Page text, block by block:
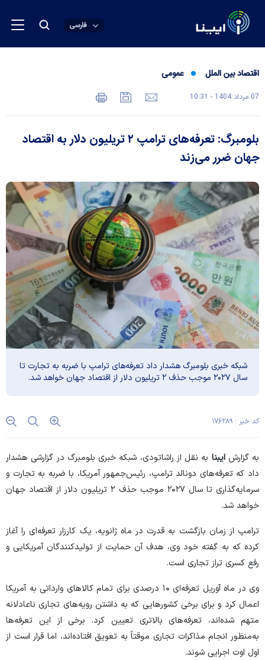
فارسی
اقتصاد بین الملل عمومی
07 مرداد 1404 - 10:31
بلومبرگ: تعرفه‌های ترامپ ۲ تریلیون دلار به اقتصاد
جهان ضرر می‌زند
شبکه خبری بلومبرگ هشدار داد تعرفه‌های ترامپ با ضربه به تجارت تا
سال ۲۰۲۷ موجب حذف ۲ تریلیون دلار از اقتصاد جهان خواهد شد.
کد خبر : ۱۷۶۲۸۹
به گزارشایبنا به نقل از راشاتودی، شبکه خبری بلومبرگ در گزارشی هشدار
داد که تعرفه‌های دونالد ترامپ، رئیس‌جمهور آمریکا، با ضربه به تجارت و
سرمایه‌گذاری تا سال ۲۰۲۷ موجب حذف ۲ تریلیون دلار از اقتصاد جهان
خواهد شد.
ترامپ از زمان بازگشت به قدرت در ماه ژانویه، یک کارزار تعرفه‌ای را آغاز
کرده که به گفته خود وی، هدف آن حمایت از تولیدکنندگان آمریکایی و
رفع کسری تراز تجاری است.
وی در ماه آوریل تعرفه‌ای ۱۰ درصدی برای تمام کالا‌های وارداتی به آمریکا
اعمال کرد و برای برخی کشور‌هایی که به داشتن رویه‌های تجاری ناعادلانه
متهم شده‌اند، تعرفه‌های بالاتری تعیین کرد. برخی از این تعرفه‌ها
به‌منظور انجام مذاکرات تجاری موقتاً به تعویق افتاده‌اند، اما قرار است از
اول اوت اجرایی شوند.